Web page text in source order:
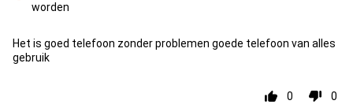
Conworden
Het is goed telefoon zonder problemen goede telefoon van alles
gebruik
0 0